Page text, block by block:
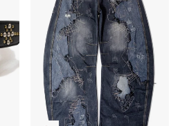
肩幅
22
56
23 58